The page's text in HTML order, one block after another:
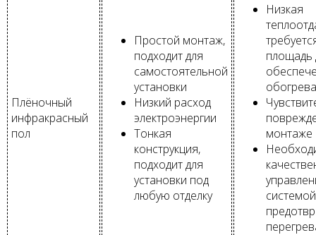
Плёночный
инфракрасный
пол
Простой монтаж,
подходит для
самостоятельной
установки
Низкий расход
электроэнергии
Тонкая
конструкция,
подходит для
установки под
любую отделку
Низкая
площадь
обогрева
монтаже